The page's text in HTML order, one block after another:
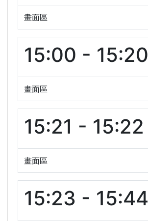
畫面區
15:00 - 15:20
畫面區
15:21 - 15:22
畫面區
15:23 - 15:44